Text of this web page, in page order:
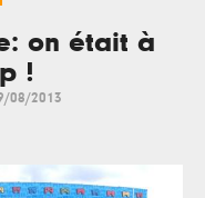
on était à
!
08/2013